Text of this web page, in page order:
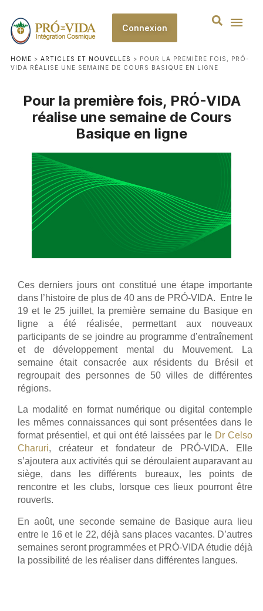
Connexion
HOME > ARTICLES ET NOUVELLES > POUR LA PREMIÈRE FOIS, PRÓ-
VIDA RÉALISE UNE SEMAINE DE COURS BASIQUE EN LIGNE
Pour la première fois, PRÓ-VIDA
réalise une semaine de Cours
Basique en ligne
Ces derniers jours ont constitué une étape importante
dans l’histoire de plus de 40 ans de PRÓ-VIDA. Entre le
19 et le 25 juillet, la première semaine du Basique en
ligne a été réalisée, permettant aux nouveaux
participants de se joindre au programme d’entraînement
et de développement mental du Mouvement. La
semaine était consacrée aux résidents du Brésil et
regroupait des personnes de 50 villes de différentes
régions.
La modalité en format numérique ou digital contemple
les mêmes connaissances qui sont présentées dans le
format présentiel, et qui ont été laissées par le Dr Celso
Charuri, créateur et fondateur de PRÓ-VIDA. Elle
s’ajoutera aux activités qui se déroulaient auparavant au
siège, dans les différents bureaux, les points de
rencontre et les clubs, lorsque ces lieux pourront être
rouverts.
En août, une seconde semaine de Basique aura lieu
entre le 16 et le 22, déjà sans places vacantes. D’autres
semaines seront programmées et PRÓ-VIDA étudie déjà
la possibilité de les réaliser dans différentes langues.